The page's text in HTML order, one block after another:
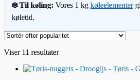
❄️ Til køling: Vores 1 kg køleelementer
køletid.
Viser 11 resultaterSorteret
popularitet